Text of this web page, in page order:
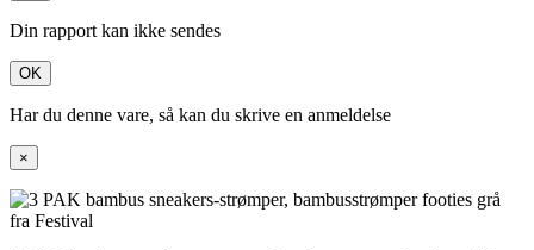
Din rapport kan ikke sendes
OK
Har du denne vare, så kan du skrive en anmeldelse
×